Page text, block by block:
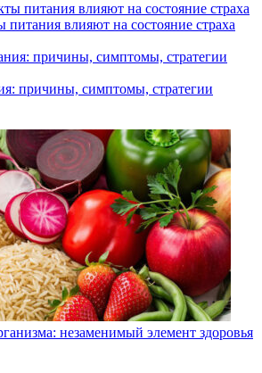
питания влияют на состояние страха
причины, симптомы, стратегии
незаменимый элемент здоровья